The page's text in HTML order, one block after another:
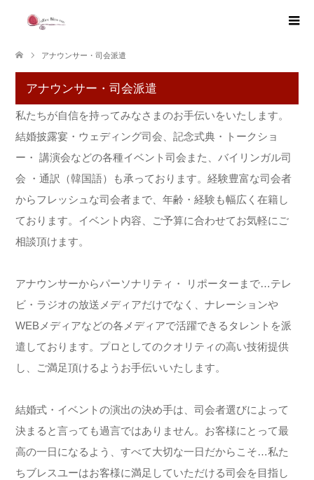
アナウンサー・司会派遣
アナウンサー・司会派遣
私たちが自信を持ってみなさまのお手伝いをいたします。
結婚披露宴・ウェディング司会、記念式典・トークショ
ー・ 講演会などの各種イベント司会また、バイリンガル司
会 ・通訳（韓国語）も承っております。経験豊富な司会者
からフレッシュな司会者まで、年齢・経験も幅広く在籍し
ております。イベント内容、ご予算に合わせてお気軽にご
相談頂けます。
アナウンサーからパーソナリティ・ リポーターまで…テレ
ビ・ラジオの放送メディアだけでなく、ナレーションや
WEBメディアなどの各メディアで活躍できるタレントを派
遣しております。プロとしてのクオリティの高い技術提供
し、ご満足頂けるようお手伝いいたします。
結婚式・イベントの演出の決め手は、司会者選びによって
決まると言っても過言ではありません。お客様にとって最
高の一日になるよう、すべて大切な一日だからこそ…私た
ちブレスユーはお客様に満足していただける司会を目指し